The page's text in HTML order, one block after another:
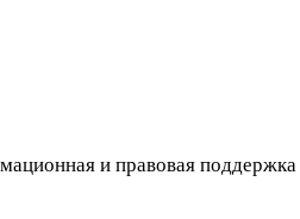
и правовая поддержка